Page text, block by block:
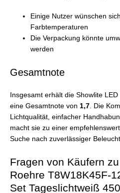
Einige Nutzer wünschen
Farbtemperaturen
Die Verpackung könnte
werden
Gesamtnote
Insgesamt erhält die Showlite
eine Gesamtnote von 1,7 . Die
Lichtqualität, einfacher
macht sie zu einer
Suche nach zuverlässiger
Fragen von Käufern
Roehre T8W18K45F-
Set Tageslichtweiß